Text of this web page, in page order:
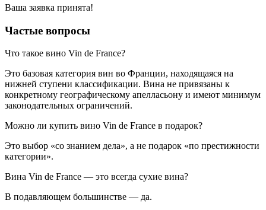
Ваша заявка принята!
Частые вопросы
Что такое вино Vin de France?
Это базовая категория вин во Франции, находящаяся на
нижней ступени классификации. Вина не привязаны к
конкретному географическому апелласьону и имеют минимум
законодательных ограничений.
Можно ли купить вино Vin de France в подарок?
Это выбор «со знанием дела», а не подарок «по престижности
категории».
Вина Vin de France — это всегда сухие вина?
В подавляющем большинстве — да.